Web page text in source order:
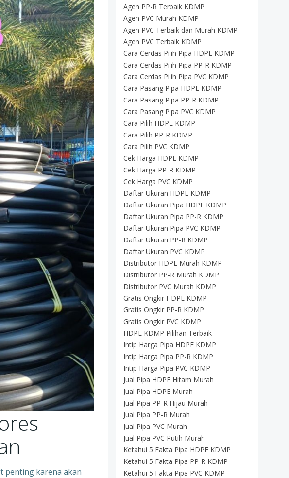
penting karena akan
Agen PP-R Terbaik KDMP
Agen PVC Murah KDMP
Agen PVC Terbaik dan Murah KDMP
Agen PVC Terbaik KDMP
Cara Cerdas Pilih Pipa HDPE KDMP
Cara Cerdas Pilih Pipa PP-R KDMP
Cara Cerdas Pilih Pipa PVC KDMP
Cara Pasang Pipa HDPE KDMP
Cara Pasang Pipa PP-R KDMP
Cara Pasang Pipa PVC KDMP
Cara Pilih HDPE KDMP
Cara Pilih PP-R KDMP
Cara Pilih PVC KDMP
Cek Harga HDPE KDMP
Cek Harga PP-R KDMP
Cek Harga PVC KDMP
Daftar Ukuran HDPE KDMP
Daftar Ukuran Pipa HDPE KDMP
Daftar Ukuran Pipa PP-R KDMP
Daftar Ukuran Pipa PVC KDMP
Daftar Ukuran PP-R KDMP
Daftar Ukuran PVC KDMP
Distributor HDPE Murah KDMP
Distributor PP-R Murah KDMP
Distributor PVC Murah KDMP
Gratis Ongkir HDPE KDMP
Gratis Ongkir PP-R KDMP
Gratis Ongkir PVC KDMP
HDPE KDMP Pilihan Terbaik
Intip Harga Pipa HDPE KDMP
Intip Harga Pipa PP-R KDMP
Intip Harga Pipa PVC KDMP
Jual Pipa HDPE Hitam Murah
Jual Pipa HDPE Murah
Jual Pipa PP-R Hijau Murah
Jual Pipa PP-R Murah
Jual Pipa PVC Murah
Jual Pipa PVC Putih Murah
Ketahui 5 Fakta Pipa HDPE KDMP
Ketahui 5 Fakta Pipa PP-R KDMP
Ketahui 5 Fakta Pipa PVC KDMP